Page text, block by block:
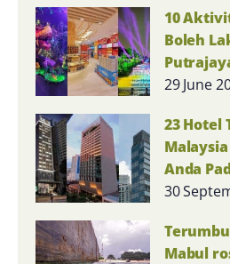
10
Boleh
29 June
23 Hotel
Anda
30
Mabul